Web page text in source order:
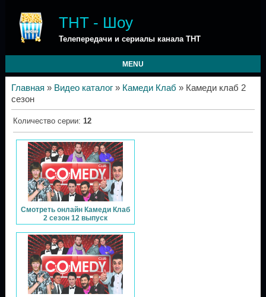
ТНТ - Шоу
Телепередачи и сериалы канала ТНТ
MENU
Главная » Видео каталог» Камеди Клаб » Камеди клаб 2
сезон
Количество серии: 12
Смотреть онлайн Камеди Клаб
2 сезон 12 выпуск